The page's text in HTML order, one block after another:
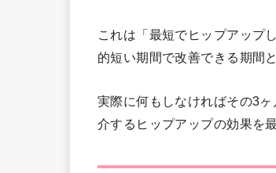
これは「最短でヒップアップ
的短い期間で改善できる期間
実際に何もしなければその3
介するヒップアップの効果を